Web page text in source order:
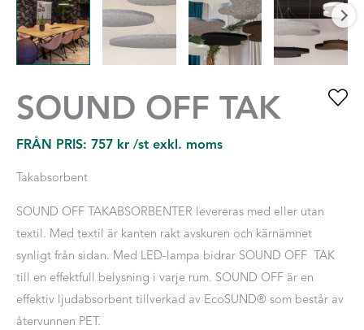
SOUND OFF TAK
FRÅN PRIS: 757 kr /st exkl. moms
Takabsorbent
SOUND OFF TAKABSORBENTER levereras med eller utan
textil. Med textil är kanten rakt avskuren och kärnämnet
synligt från sidan. Med LED-lampa bidrar SOUND OFF TAK
till en effektfull belysning i varje rum. SOUND OFF är en
effektiv ljudabsorbent tillverkad av EcoSUND® som består av
återvunnen PET.